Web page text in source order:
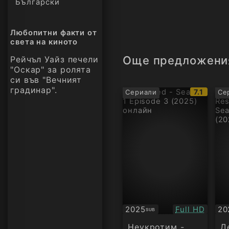
Български
Любопитни факти от
света на киното
Рейчъл Уайз печели
"Оскар" за ролята
си във "Вечният
градинар".
Още
Сериали
IMDb
рейтинг:
7.1
2025SUB
Субтитри Качество:
Full HD